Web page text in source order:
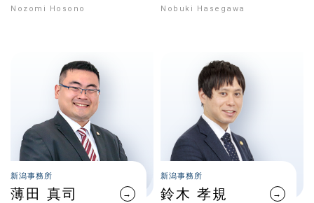
Nozomi Hosono Nobuki Hasegawa
新潟事務所
薄田 真司 →
新潟事務所
鈴木 孝規 →